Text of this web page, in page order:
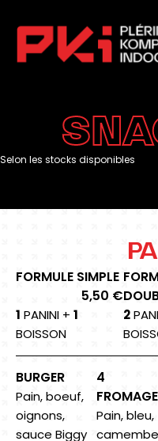
Aller
au
Selon les stocks disponibles
FORMULE SIMPLE
5,50 €
1 PANINI + 1
BOISSON
2
BURGER
Pain, boeuf,
oignons,
sauce Biggy
4
Pain, bleu,